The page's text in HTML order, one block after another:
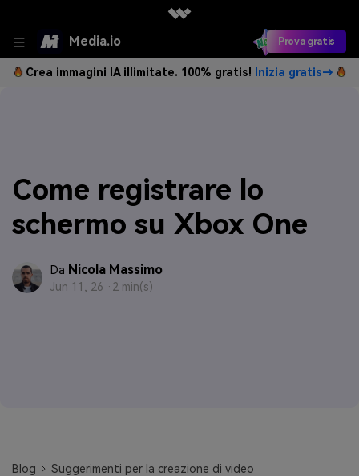
Media.io Prova gratis
Crea immagini IA illimitate. 100% gratis! Inizia gratis→
Come registrare lo
schermo su Xbox One
Da Nicola Massimo
Jun 11, 26 · 2 min(s)
Blog
Suggerimenti per la creazione di video